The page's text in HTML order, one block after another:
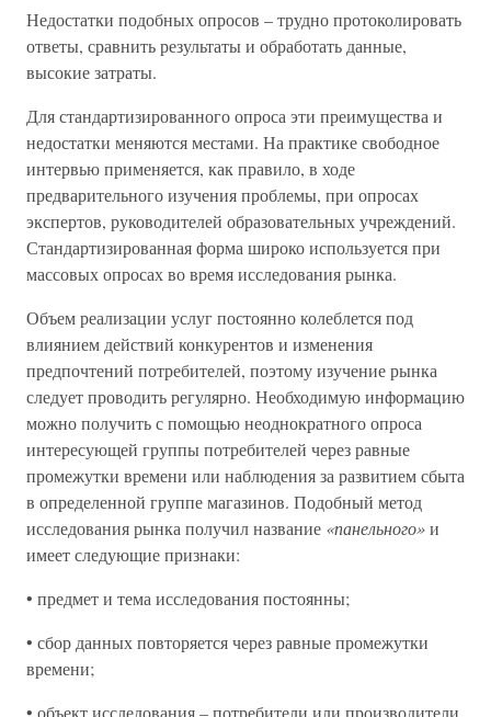
Недостатки подобных опросов – трудно протоколировать
ответы, сравнить результаты и обработать данные,
высокие затраты.
Для стандартизированного опроса эти преимущества и
недостатки меняются местами. На практике свободное
интервью применяется, как правило, в ходе
предварительного изучения проблемы, при опросах
экспертов, руководителей образовательных учреждений.
Стандартизированная форма широко используется при
массовых опросах во время исследования рынка.
Объем реализации услуг постоянно колеблется под
влиянием действий конкурентов и изменения
предпочтений потребителей, поэтому изучение рынка
следует проводить регулярно. Необходимую информацию
можно получить с помощью неоднократного опроса
интересующей группы потребителей через равные
промежутки времени или наблюдения за развитием сбыта
в определенной группе магазинов. Подобный метод
исследования рынка получил название «панельного»и
имеет следующие признаки:
• предмет и тема исследования постоянны;
• сбор данных повторяется через равные промежутки
времени;
• объект исследования – потребители или производители.